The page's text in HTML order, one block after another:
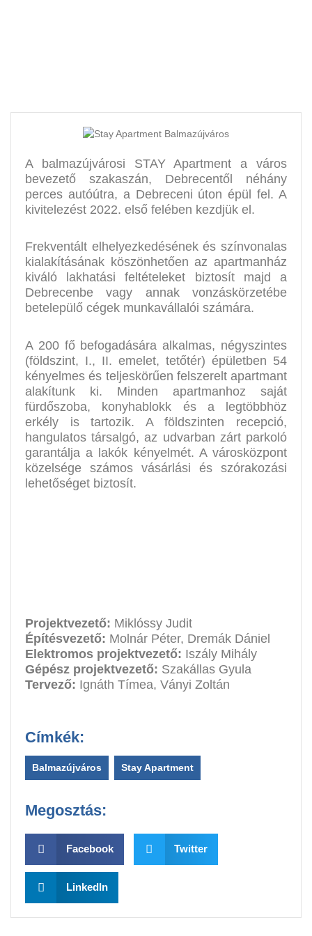
A balmazújvárosi STAY Apartment a város
bevezető szakaszán, Debrecentől néhány
perces autóútra, a Debreceni úton épül fel. A
kivitelezést 2022. első felében kezdjük el.
Frekventált elhelyezkedésének és színvonalas
kialakításának köszönhetően az apartmanház
kiváló lakhatási feltételeket biztosít majd a
Debrecenbe vagy annak vonzáskörzetébe
betelepülő cégek munkavállalói számára.
A 200 fő befogadására alkalmas, négyszintes
(földszint, I., II. emelet, tetőtér) épületben 54
kényelmes és teljeskörűen felszerelt apartmant
alakítunk ki. Minden apartmanhoz saját
fürdőszoba, konyhablokk és a legtöbbhöz
erkély is tartozik. A földszinten recepció,
hangulatos társalgó, az udvarban zárt parkoló
garantálja a lakók kényelmét. A városközpont
közelsége számos vásárlási és szórakozási
lehetőséget biztosít.
Projektvezető: Miklóssy Judit
Építésvezető: Molnár Péter, Dremák Dániel
Elektromos projektvezető: Iszály Mihály
Gépész projektvezető: Szakállas Gyula
Tervező: Ignáth Tímea, Ványi Zoltán
Címkék:
Balmazújváros Stay Apartment
Megosztás:
Facebook Twitter
LinkedIn